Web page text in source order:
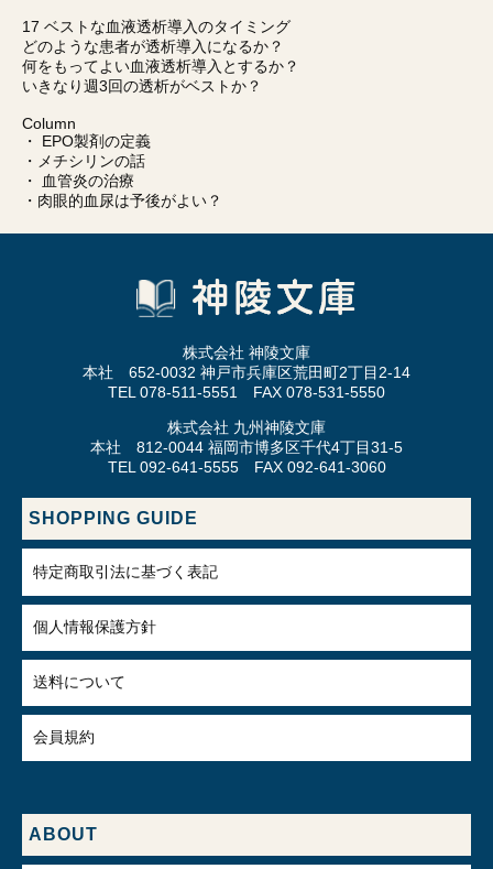
17 ベストな血液透析導入のタイミング
どのような患者が透析導入になるか？
何をもってよい血液透析導入とするか？
いきなり週3回の透析がベストか？
Column
・ EPO製剤の定義
・メチシリンの話
・ 血管炎の治療
・肉眼的血尿は予後がよい？
株式会社 神陵文庫
本社 652-0032 神戸市兵庫区荒田町2丁目2-14
TEL 078-511-5551 FAX 078-531-5550
株式会社 九州神陵文庫
本社 812-0044 福岡市博多区千代4丁目31-5
TEL 092-641-5555 FAX 092-641-3060
SHOPPING GUIDE
特定商取引法に基づく表記
個人情報保護方針
送料について
会員規約
ABOUT